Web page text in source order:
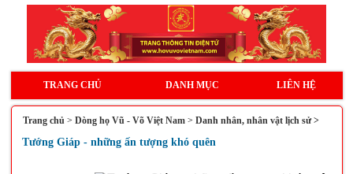
TRANG CHỦ DANH MỤC LIÊN HỆ
Trang chủ > Dòng họ Vũ - Võ Việt Nam> Danh nhân, nhân vật lịch sử >
Tướng Giáp - những ấn tượng khó quên